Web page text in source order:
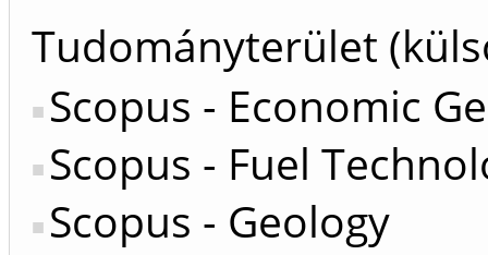
Tudományterület
Scopus - Economic
Scopus - Fuel
Scopus - Geology